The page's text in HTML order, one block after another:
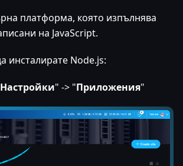
платформа, която изпълнява
на JavaScript.
инсталирате Node.js:
Настройки" -> "Приложения"